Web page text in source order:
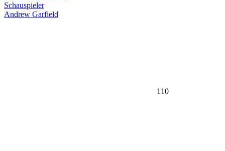
Schauspieler
Andrew Garfield
110